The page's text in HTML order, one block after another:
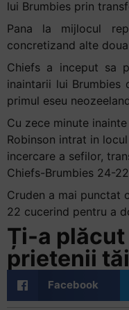
and
interact
with
the
content.
lui Brumbies prin
Pana la mijlocul
concretizand alte
Chiefs a inceput sa
inaintarii lui Brumbies
primul eseu
Cu zece minute
Robinson intrat in
incercare a sefilor,
Chiefs-Brumbies 24-
Cruden a mai punctat
22 cucerind pentru a
Ți-a
prietenii
Facebook